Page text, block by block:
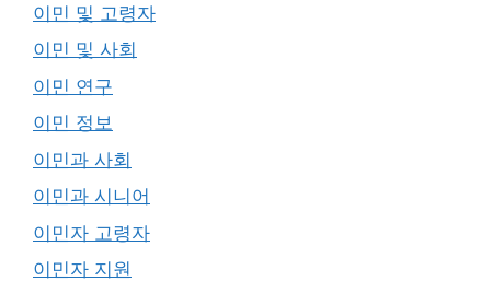
이민 및 고령자
이민 및 사회
이민 연구
이민 정보
이민과 사회
이민과 시니어
이민자 고령자
이민자 지원